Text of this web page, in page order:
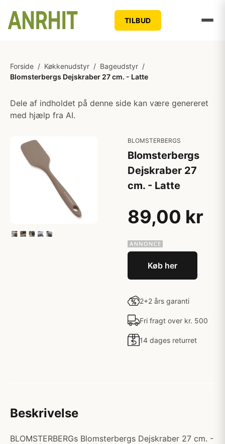
TILBUD
Forside / Køkkenudstyr / Bageudstyr /
Blomsterbergs Dejskraber 27 cm. - Latte
Dele af indholdet på denne side kan være genereret
med hjælp fra AI.
BLOMSTERBERGS
Blomsterbergs
Dejskraber 27
cm. - Latte
89,00 kr
Køb her
2+2 års garanti
Fri fragt over kr. 500
14 dages returret
Beskrivelse
BLOMSTERBERGs Blomsterbergs Dejskraber 27 cm. -